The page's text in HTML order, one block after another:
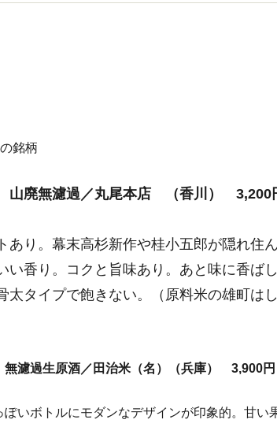
銘柄
廃無濾過／丸尾本店 （香川） 3,200
あり。幕末高杉新作や桂小五郎が隠れ住
い香り。コクと旨味あり。あと味に香ば
太タイプで飽きない。（原料米の雄町は
濾過生原酒／田治米（名）（兵庫） 3,900円
いボトルにモダンなデザインが印象的。甘い